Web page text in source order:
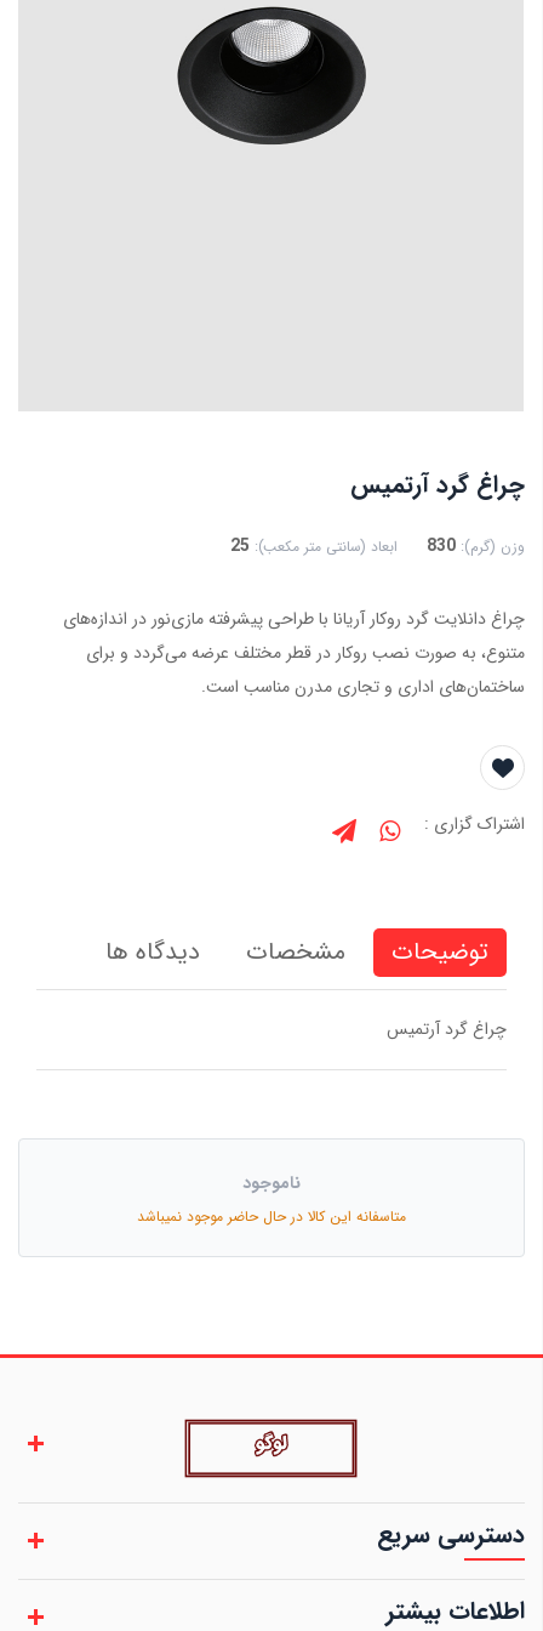
چراغ گرد آرتميس
وزن (گرم): 830 ابعاد (سانتی متر مکعب): 25
چراغ‌ دانلایت گرد روكار آریانا با طراحی پیشرفته مازی‌نور در اندازه‌های
متنوع، به صورت نصب روكار در قطر مختلف عرضه می‌گردد و برای
ساختمان‌های اداری و تجاری مدرن مناسب است.
اشتراک گزاری :
توضیحات مشخصات دیدگاه ها
چراغ گرد آرتميس
ناموجود
متاسفانه این کالا در حال حاضر موجود نمیباشد
دسترسی سریع
اطلاعات بیشتر